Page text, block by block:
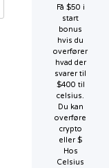
Få $50 i
start
bonus
hvis du
overfører
hvad der
svarer til
$400 til
celsius.
Du kan
overføre
crypto
eller $
Hos
Celsius